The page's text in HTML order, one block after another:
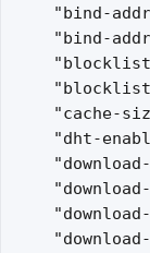
"bind-
"bind-
"cache-
"dht-